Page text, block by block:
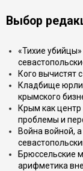
Выбор
«Тихие убийцы»
Кого вычистят
Кладбище
крымского
Крым как центр
проблемы и
Война войной,
Брюссельские
арифметика